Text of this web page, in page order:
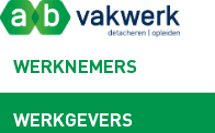
WERKNEMERS
WERKGEVERS